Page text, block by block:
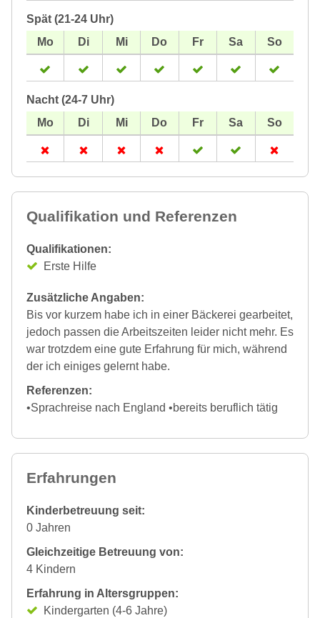
Spät (21-24 Uhr)
Nacht (24-7 Uhr)
Qualifikation und Referenzen
Qualifikationen:
Erste Hilfe
Zusätzliche Angaben:
Bis vor kurzem habe ich in einer Bäckerei gearbeitet,
jedoch passen die Arbeitszeiten leider nicht mehr. Es
war trotzdem eine gute Erfahrung für mich, während
der ich einiges gelernt habe.
Referenzen:
•Sprachreise nach England •bereits beruflich tätig
Erfahrungen
Kinderbetreuung seit:
0 Jahren
Gleichzeitige Betreuung von:
4 Kindern
Erfahrung in Altersgruppen:
Kindergarten (4-6 Jahre)